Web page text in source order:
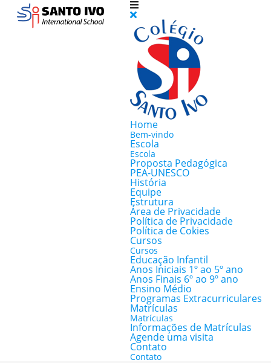
Home
Bem-vindo
Escola
Escola
Proposta Pedagógica
PEA-UNESCO
História
Equipe
Estrutura
Área de Privacidade
Política de Privacidade
Política de Cokies
Cursos
Cursos
Educação Infantil
Anos Iniciais 1º ao 5º ano
Anos Finais 6º ao 9º ano
Ensino Médio
Programas Extracurriculares
Matrículas
Matrículas
Informações de Matrículas
Agende uma visita
Contato
Contato